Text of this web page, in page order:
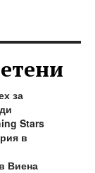
за
Stars
в
Виена